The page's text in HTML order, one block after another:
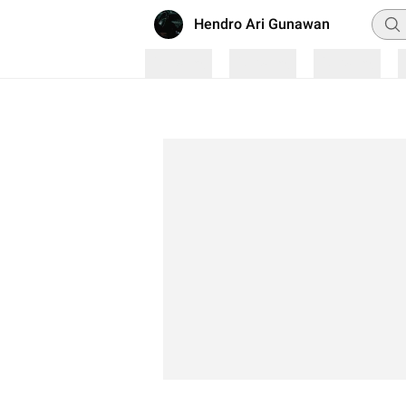
Hendro Ari Gunawan